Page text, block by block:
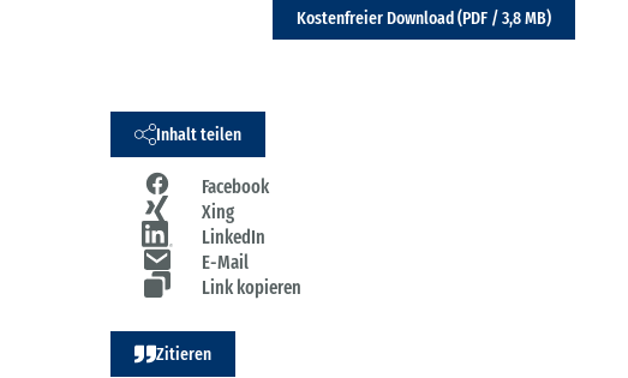
Kostenfreier Download (PDF / 3,8 MB)
Inhalt teilen
Facebook
Xing
LinkedIn
E-Mail
Link kopieren
Zitieren